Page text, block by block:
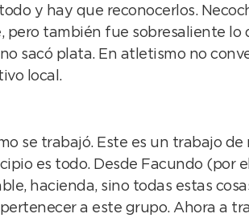
y hay que reconocerlos.
también fue sobresaliente
sacó plata. En atletismo no
local.
se trabajó. Este es un trabajo
es todo. Desde Facundo (por
hacienda, sino todas estas
a este grupo. Ahora a